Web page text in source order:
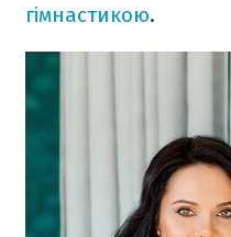
гімнастикою.